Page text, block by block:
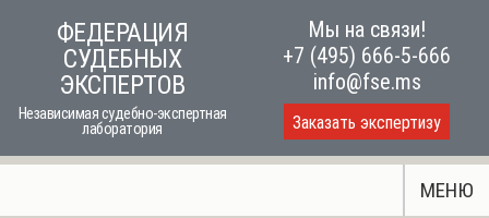
ФЕДЕРАЦИЯ
СУДЕБНЫХ
ЭКСПЕРТОВ
Независимая судебно-экспертная
лаборатория
Мы на связи!
+7 (495) 666-5-666
info@fse.ms
Заказать экспертизу
МЕНЮ